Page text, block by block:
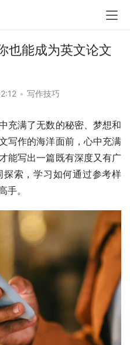
也能成为英文论文
• 写作技巧
充满了无数的秘密、梦想和
写作的海洋面前，心中充满
能写出一篇既有深度又有广
索，学习如何通过参考样
手。